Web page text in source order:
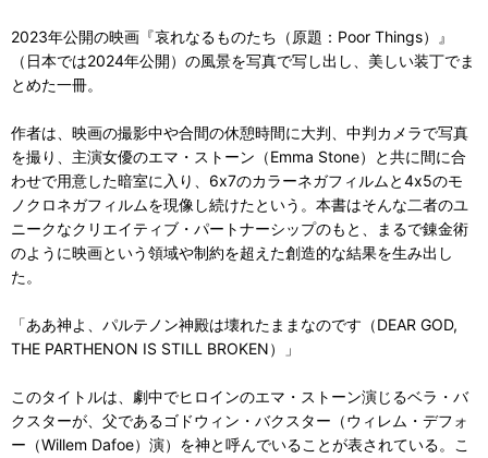
2023年公開の映画『哀れなるものたち（原題：Poor Things）』
（日本では2024年公開）の風景を写真で写し出し、美しい装丁でま
とめた一冊。
作者は、映画の撮影中や合間の休憩時間に大判、中判カメラで写真
を撮り、主演女優のエマ・ストーン（Emma Stone）と共に間に合
わせで用意した暗室に入り、6x7のカラーネガフィルムと4x5のモ
ノクロネガフィルムを現像し続けたという。本書はそんな二者のユ
ニークなクリエイティブ・パートナーシップのもと、まるで錬金術
のように映画という領域や制約を超えた創造的な結果を生み出し
た。
「ああ神よ、パルテノン神殿は壊れたままなのです（DEAR GOD,
THE PARTHENON IS STILL BROKEN）」
このタイトルは、劇中でヒロインのエマ・ストーン演じるベラ・バ
クスターが、父であるゴドウィン・バクスター（ウィレム・デフォ
ー（Willem Dafoe）演）を神と呼んでいることが表されている。こ